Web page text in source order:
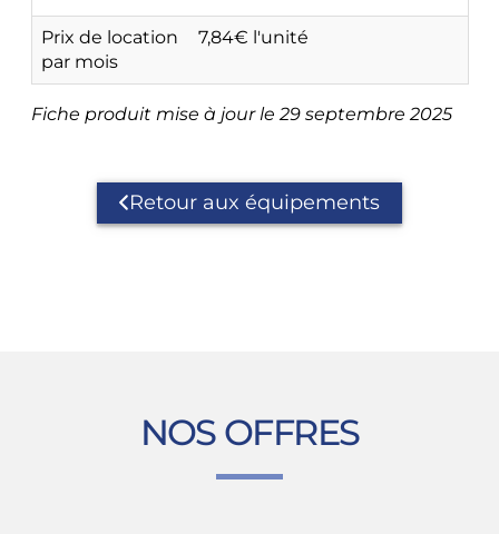
Prix de location
par mois
7,84€ l'unité
Fiche produit mise à jour le 29 septembre 2025
Retour aux équipements
NOS OFFRES